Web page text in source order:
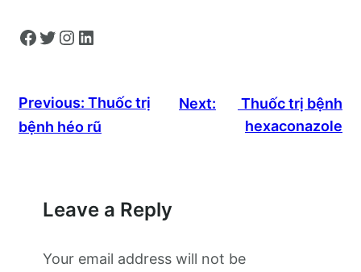
Facebook Twitter Instagram LinkedIn
Previous: Thuốc trị
bệnh héo rũ
Next:
Thuốc trị bệnh
hexaconazole
Leave a Reply
Your email address will not be